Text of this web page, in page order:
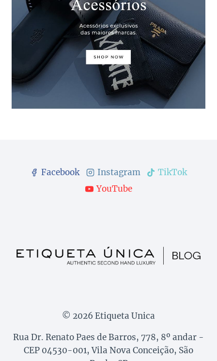
Facebook Instagram
TikTok
YouTube
© 2026 Etiqueta Unica
Rua Dr. Renato Paes de Barros, 778, 8º andar -
CEP 04530-001, Vila Nova Conceição, São